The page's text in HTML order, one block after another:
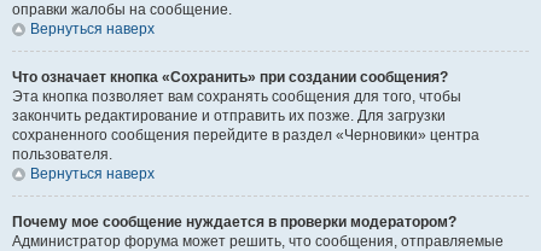
оправки жалобы на сообщение.
Вернуться наверх
Что означает кнопка «Сохранить» при создании сообщения?
Эта кнопка позволяет вам сохранять сообщения для того, чтобы
закончить редактирование и отправить их позже. Для загрузки
сохраненного сообщения перейдите в раздел «Черновики» центра
пользователя.
Вернуться наверх
Почему мое сообщение нуждается в проверки модератором?
Администратор форума может решить, что сообщения, отправляемые